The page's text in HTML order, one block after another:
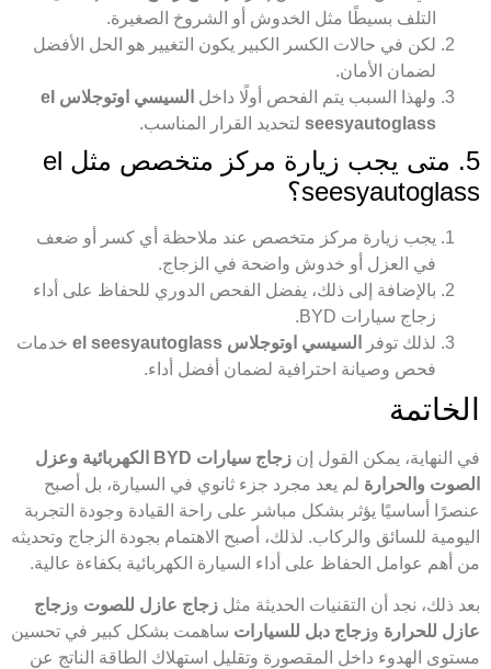
التلف بسيطًا مثل الخدوش أو الشروخ الصغيرة.
لكن في حالات الكسر الكبير يكون التغيير هو الحل الأفضل
لضمان الأمان.
ولهذا السبب يتم الفحص أولًا داخل
السيسي اوتوجلاس el
seesyautoglass لتحديد القرار المناسب.
5. متى يجب زيارة مركز متخصص مثل el
seesyautoglass؟
يجب زيارة مركز متخصص عند ملاحظة أي كسر أو ضعف
في العزل أو خدوش واضحة في الزجاج.
بالإضافة إلى ذلك، يفضل الفحص الدوري للحفاظ على أداء
زجاج سيارات BYD.
لذلك توفر
السيسي اوتوجلاس el seesyautoglass
خدمات
فحص وصيانة احترافية لضمان أفضل أداء.
الخاتمة
في النهاية، يمكن القول إن
زجاج سيارات BYD الكهربائية وعزل
الصوت والحرارة لم يعد مجرد جزء ثانوي في السيارة، بل أصبح
عنصرًا أساسيًا يؤثر بشكل مباشر على راحة القيادة وجودة التجربة
اليومية للسائق والركاب. لذلك، أصبح الاهتمام بجودة الزجاج وتحديثه
من أهم عوامل الحفاظ على أداء السيارة الكهربائية بكفاءة عالية.
بعد ذلك، نجد أن التقنيات الحديثة مثل زجاج عازل للصوت وزجاج
عازل للحرارة وزجاج دبل للسيارات ساهمت بشكل كبير في تحسين
مستوى الهدوء داخل المقصورة وتقليل استهلاك الطاقة الناتج عن